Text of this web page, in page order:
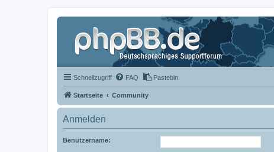
Schnellzugriff FAQ Pastebin
Startseite Community
Anmelden
Benutzername: